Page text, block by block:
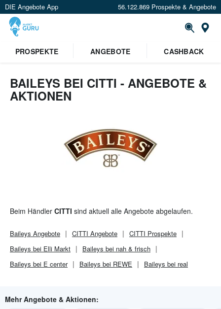
DIE Angebote App 56.122.869 Prospekte & Angebote
PROSPEKTE ANGEBOTE CASHBACK
BAILEYS BEI CITTI - ANGEBOTE &
AKTIONEN
Beim Händler CITTI sind aktuell alle Angebote abgelaufen.
Baileys Angebote CITTI Angebote CITTI Prospekte
Baileys bei Elli Markt
Baileys bei nah & frisch
Baileys bei E center
Baileys bei REWE Baileys bei real
Mehr Angebote & Aktionen: